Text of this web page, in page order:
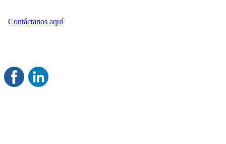
Contáctanos aquí